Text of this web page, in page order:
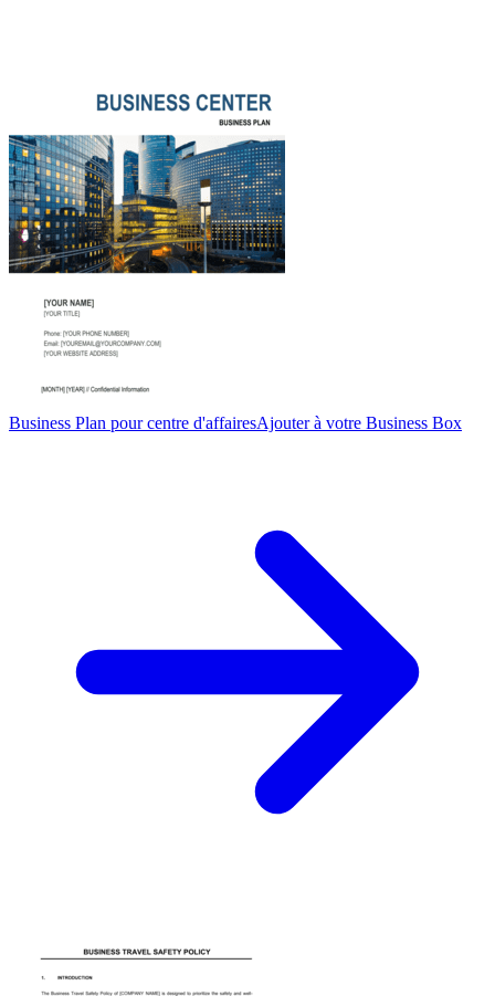
Business Plan pour centre d'affairesAjouter à votre Business Box